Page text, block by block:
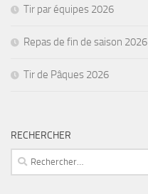
Tir par équipes 2026
Repas de fin de saison 2026
Tir de Pâques 2026
RECHERCHER